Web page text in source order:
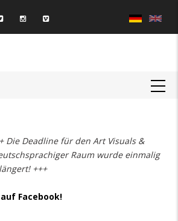
Die Deadline für den Art Visuals &
Raum wurde einmalig
+++
Facebook!